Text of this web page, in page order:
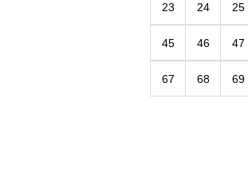
23 24 25
45 46 47
67 68 69